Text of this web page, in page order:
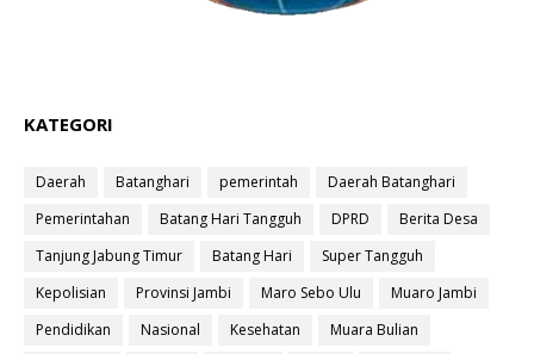
KATEGORI
Daerah Batanghari pemerintah
Daerah Batanghari
Pemerintahan
Batang Hari Tangguh DPRD
Berita Desa
Tanjung Jabung Timur
Batang Hari
Super Tangguh
Kepolisian
Provinsi Jambi Maro Sebo Ulu
Muaro Jambi
Pendidikan
Nasional Kesehatan
Muara Bulian